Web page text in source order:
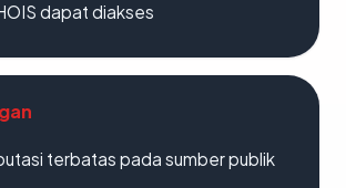
dapat diakses
terbatas pada sumber publik